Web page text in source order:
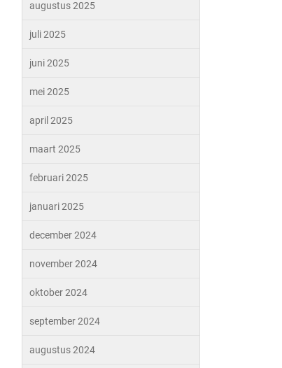
augustus 2025
juli 2025
juni 2025
mei 2025
april 2025
maart 2025
februari 2025
januari 2025
december 2024
november 2024
oktober 2024
september 2024
augustus 2024